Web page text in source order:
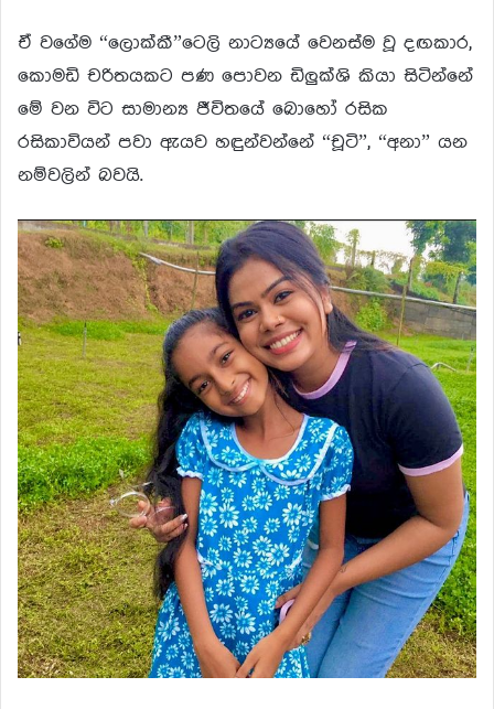
ඒ වගේම “ලොක්කී”ටෙලි නාට්යයේ වෙනස්ම වූ දඟකාර,
කොමඩි චරිතයකට පණ පොවන ඩිලුක්ශි කියා සිටින්නේ
මේ වන විට සාමාන් ය ජීවිතයේ බොහෝ රසික
රසිකාවියන් පවා ඇයව හඳුන්වන්නේ “චූටි”, “අනා” යන
නම්වලින් බවයි.